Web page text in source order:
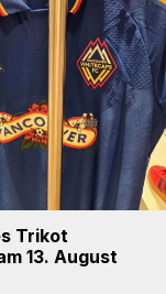
Trikot
13. August